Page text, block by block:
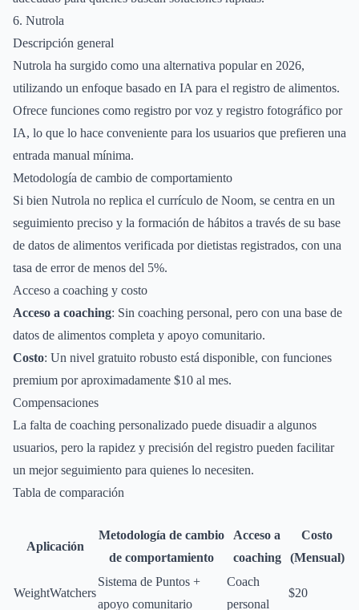
6. Nutrola
Descripción general
Nutrola ha surgido como una alternativa popular en 2026,
utilizando un enfoque basado en IA para el registro de alimentos.
Ofrece funciones como registro por voz y registro fotográfico por
IA, lo que lo hace conveniente para los usuarios que prefieren una
entrada manual mínima.
Metodología de cambio de comportamiento
Si bien Nutrola no replica el currículo de Noom, se centra en un
seguimiento preciso y la formación de hábitos a través de su base
de datos de alimentos verificada por dietistas registrados, con una
tasa de error de menos del 5%.
Acceso a coaching y costo
Acceso a coaching: Sin coaching personal, pero con una base de
datos de alimentos completa y apoyo comunitario.
Costo: Un nivel gratuito robusto está disponible, con funciones
premium por aproximadamente $10 al mes.
Compensaciones
La falta de coaching personalizado puede disuadir a algunos
usuarios, pero la rapidez y precisión del registro pueden facilitar
un mejor seguimiento para quienes lo necesiten.
Tabla de comparación
Aplicación
Metodología de cambio
de comportamiento
Acceso a
coaching
Costo
(Mensual)
WeightWatchers
Sistema de Puntos +
apoyo comunitario
Coach
personal
$20